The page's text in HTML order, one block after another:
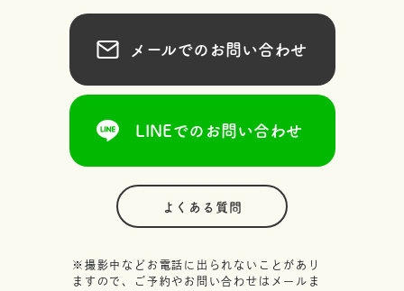
メールでのお問い合わせ
LINEでのお問い合わせ
よくある質問
※撮影中などお電話に出られないことがあり
ますので、ご予約やお問い合わせはメールま